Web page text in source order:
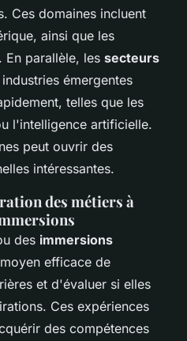
Ces domaines incluent
ainsi que les
En parallèle, les secteurs
émergentes
telles que les
l'intelligence artificielle.
peut ouvrir des
intéressantes.
des métiers à
des immersions
efficace de
et d'évaluer si elles
Ces expériences
des compétences